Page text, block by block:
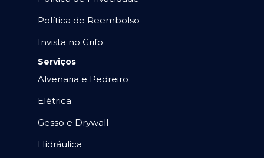
Política de Reembolso
Invista no Grifo
Serviços
Alvenaria e Pedreiro
Elétrica
Gesso e Drywall
Hidráulica